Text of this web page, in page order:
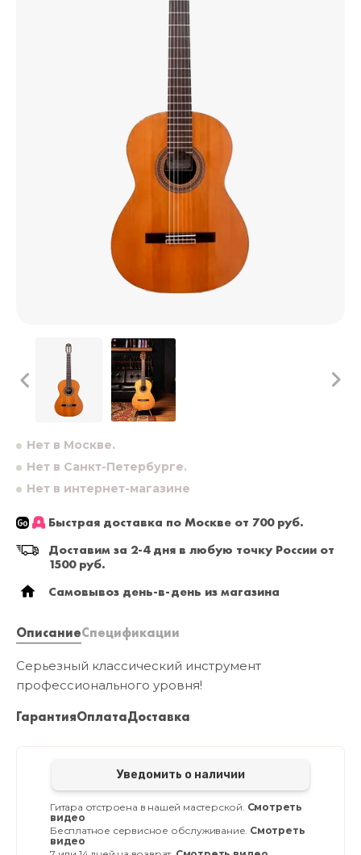
Нет в Москве.
Нет в Санкт-Петербурге.
Нет в интернет-магазине
Быстрая доставка по Москве от 700 руб.
Доставим за 2-4 дня в любую точку России от
1500 руб.
Самовывоз день-в-день из магазина
ОписаниеСпецификации
Серьезный классический инструмент
профессионального уровня!
ГарантияОплатаДоставка
Уведомить о наличии
Гитара отстроена в нашей мастерской. Смотреть
видео
Бесплатное сервисное обслуживание. Смотреть
видео